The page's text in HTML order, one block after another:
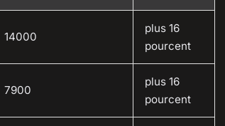
14000
plus 16
pourcent
7900
plus 16
pourcent